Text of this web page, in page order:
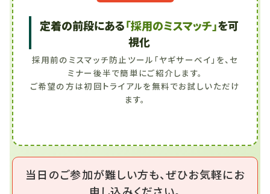
定着の前段にある「採用のミスマッチ」を可
視化
採用前のミスマッチ防止ツール「ヤギサーベイ」を、セ
ミナー後半で簡単にご紹介します。
ご希望の方は初回トライアルを無料でお試しいただけ
ます。
当日のご参加が難しい方も、ぜひお気軽にお